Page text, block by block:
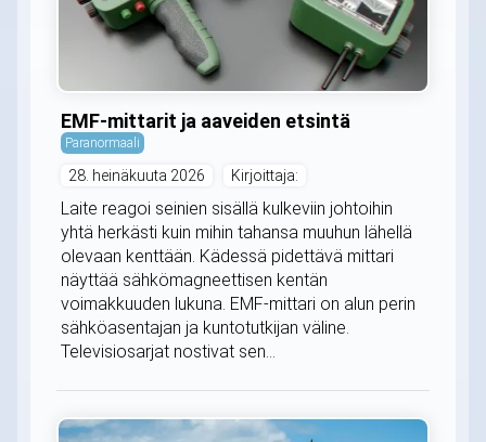
EMF-mittarit ja aaveiden etsintä
Paranormaali
28. heinäkuuta 2026 Kirjoittaja:
Laite reagoi seinien sisällä kulkeviin johtoihin
yhtä herkästi kuin mihin tahansa muuhun lähellä
olevaan kenttään. Kädessä pidettävä mittari
näyttää sähkömagneettisen kentän
voimakkuuden lukuna. EMF-mittari on alun perin
sähköasentajan ja kuntotutkijan väline.
Televisiosarjat nostivat sen...